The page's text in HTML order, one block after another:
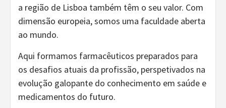
a região de Lisboa também têm o seu valor. Com
dimensão europeia, somos uma faculdade aberta
ao mundo.
Aqui formamos farmacêuticos preparados para
os desafios atuais da profissão, perspetivados na
evolução galopante do conhecimento em saúde e
medicamentos do futuro.